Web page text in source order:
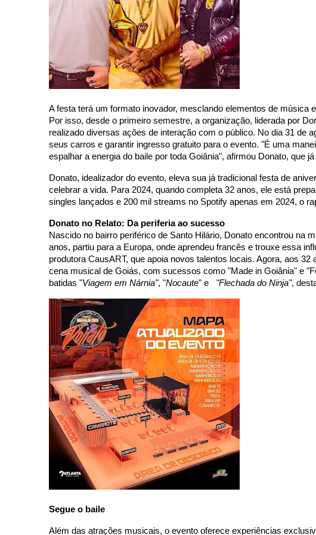
A festa terá um formato inovador, mesclando elementos de música
Por isso, desde o primeiro semestre, a organização, liderada por
realizado diversas ações de interação com o público. No dia 31 de
seus carros e garantir ingresso gratuito para o evento. "É uma
espalhar a energia do baile por toda Goiânia", afirmou Donato, que
Donato, idealizador do evento, eleva sua já tradicional festa de
celebrar a vida. Para 2024, quando completa 32 anos, ele está
singles lançados e 200 mil streams no Spotify apenas em 2024, o
Donato no Relato: Da periferia ao sucesso
Nascido no bairro periférico de Santo Hilário, Donato encontrou na
anos, partiu para a Europa, onde aprendeu francês e trouxe essa
produtora CausART, que apoia novos talentos locais. Agora, aos
cena musical de Goiás, com sucessos como "Made in Goiânia" e
batidas "Viagem em Nárnia", "Nocaute" e "Flechada do Ninja",
Segue o baile
Além das atrações musicais, o evento oferece experiências